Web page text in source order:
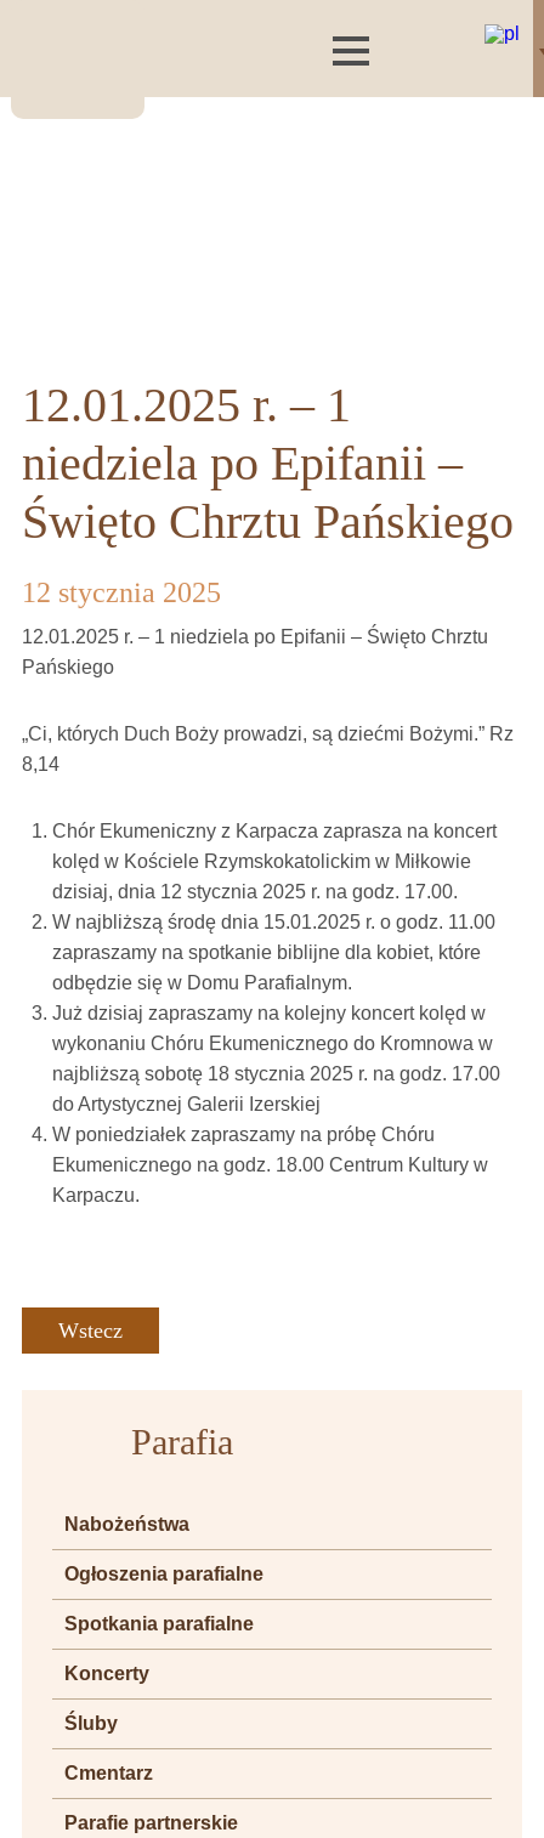
12.01.2025 r. – 1
niedziela po Epifanii –
Święto Chrztu Pańskiego
12 stycznia 2025
12.01.2025 r. – 1 niedziela po Epifanii – Święto Chrztu
Pańskiego
„Ci, których Duch Boży prowadzi, są dziećmi Bożymi.” Rz
8,14
Chór Ekumeniczny z Karpacza zaprasza na koncert
kolęd w Kościele Rzymskokatolickim w Miłkowie
dzisiaj, dnia 12 stycznia 2025 r. na godz. 17.00.
W najbliższą środę dnia 15.01.2025 r. o godz. 11.00
zapraszamy na spotkanie biblijne dla kobiet, które
odbędzie się w Domu Parafialnym.
Już dzisiaj zapraszamy na kolejny koncert kolęd w
wykonaniu Chóru Ekumenicznego do Kromnowa w
najbliższą sobotę 18 stycznia 2025 r. na godz. 17.00
do Artystycznej Galerii Izerskiej
W poniedziałek zapraszamy na próbę Chóru
Ekumenicznego na godz. 18.00 Centrum Kultury w
Karpaczu.
Wstecz
Parafia
Nabożeństwa
Ogłoszenia parafialne
Spotkania parafialne
Koncerty
Śluby
Cmentarz
Parafie partnerskie